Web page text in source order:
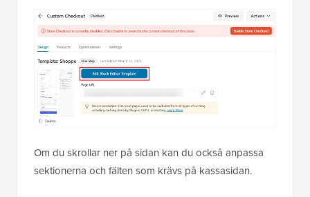
Om du skrollar ner på sidan kan du också anpassa
sektionerna och fälten som krävs på kassasidan.